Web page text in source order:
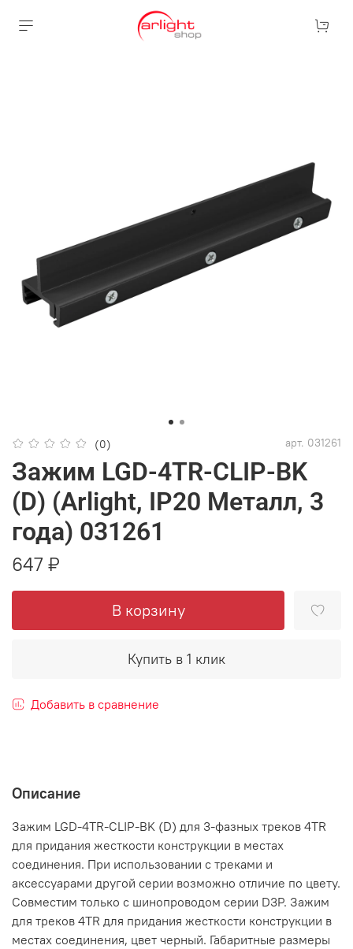
(0) арт. 031261
Зажим LGD-4TR-CLIP-BK
(D) (Arlight, IP20 Металл, 3
года) 031261
647 ₽
В корзину
Купить в 1 клик
Добавить в сравнение
Описание
Зажим LGD-4TR-CLIP-BK (D) для 3-фазных треков 4TR
для придания жесткости конструкции в местах
соединения. При использовании с треками и
аксессуарами другой серии возможно отличие по цвету.
Совместим только с шинопроводом серии D3P. Зажим
для треков 4TR для придания жесткости конструкции в
местах соединения, цвет черный. Габаритные размеры